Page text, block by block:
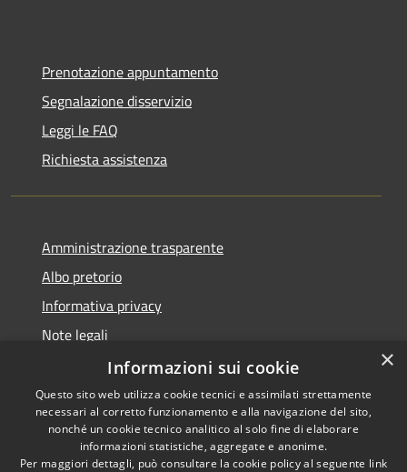
Prenotazione appuntamento
Segnalazione disservizio
Leggi le FAQ
Richiesta assistenza
Amministrazione trasparente
Albo pretorio
Informativa privacy
Note legali
Dichiarazione di accessibilità
RSS
Copyright © 2026 • Comune di
×
Informazioni sui cookie
Questo sito web utilizza cookie tecnici e assimilati strettamente
necessari al corretto funzionamento e alla navigazione del sito,
nonché un cookie tecnico analitico al solo fine di elaborare
informazioni statistiche, aggregate e anonime.
Per maggiori dettagli, può consultare la cookie policy al seguente link